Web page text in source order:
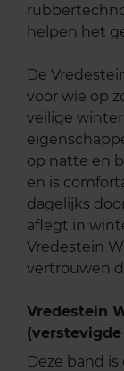
helpen het
De
voor wie op
veilige
op natte en
en is
dagelijks
aflegt in
Vredestein
vertrouwen
Vredestein
Deze band